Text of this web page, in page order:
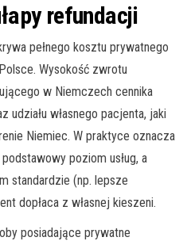
refundacji
pełnego kosztu prywatnego
Wysokość zwrotu
w Niemczech cennika
udziału własnego pacjenta, jaki
Niemiec. W praktyce oznacza
poziom usług, a
standardzie (np. lepsze
dopłaca z własnej kieszeni.
posiadające prywatne